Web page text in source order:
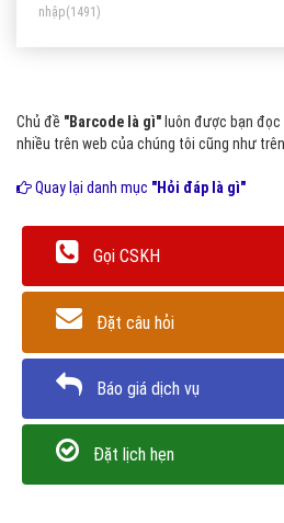
nhập(1491)
Chủ đề "Barcode là gì" luôn được bạn
nhiều trên web của chúng tôi cũng như trên
Quay lại danh mục "Hỏi đáp là gì"
Gọi CSKH
Đặt câu hỏi
Báo giá dịch vụ
Đặt lịch hẹn